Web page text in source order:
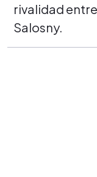
rivalidad
Salosny.